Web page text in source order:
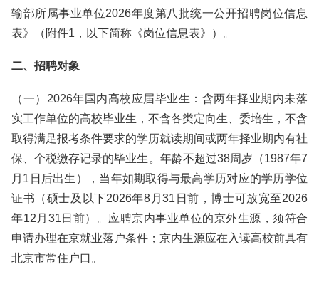
输部所属事业单位2026年度第八批统一公开招聘岗位信息
表》（附件1，以下简称《岗位信息表》）。
二、招聘对象
（一）2026年国内高校应届毕业生：含两年择业期内未落
实工作单位的高校毕业生，不含各类定向生、委培生，不含
取得满足报考条件要求的学历就读期间或两年择业期内有社
保、个税缴存记录的毕业生。年龄不超过38周岁（1987年7
月1日后出生），当年如期取得与最高学历对应的学历学位
证书（硕士及以下2026年8月31日前，博士可放宽至2026
年12月31日前）。应聘京内事业单位的京外生源，须符合
申请办理在京就业落户条件；京内生源应在入读高校前具有
北京市常住户口。